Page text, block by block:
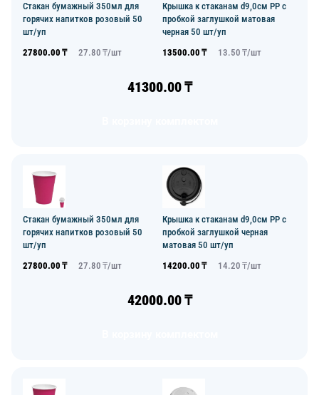
Стакан бумажный 350мл для
горячих напитков розовый 50
шт/уп
27800.00 ₸ 27.80 ₸/шт
Крышка к стаканам d9,0см PP с
пробкой заглушкой матовая
черная 50 шт/уп
13500.00 ₸ 13.50 ₸/шт
41300.00₸
Стакан бумажный 350мл для
горячих напитков розовый 50
шт/уп
27800.00 ₸ 27.80 ₸/шт
Крышка к стаканам d9,0см PP с
пробкой заглушкой черная
матовая 50 шт/уп
14200.00 ₸ 14.20 ₸/шт
42000.00₸